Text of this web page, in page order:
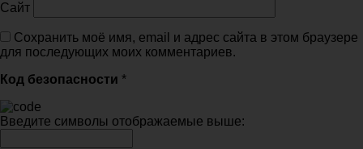
Сайт
Сохранить моё имя, email и адрес сайта в этом браузере
для последующих моих комментариев.
Код безопасности *
Введите символы отображаемые выше: